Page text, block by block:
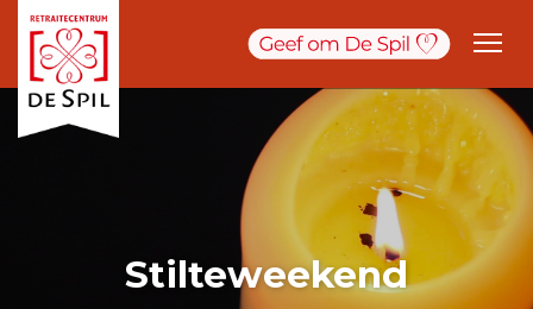
Stilteweekend